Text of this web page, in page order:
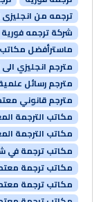
ترجمه من انجليزى
شركة ترجمه فورية
ماسترأفضل مكاتب
مترجم انجليزي الى
مترجم رسائل
مترجم قانوني
مكاتب الترجمة
مكاتب الترجمة
مكاتب ترجمة في
مكاتب ترجمة
مكاتب ترجمة